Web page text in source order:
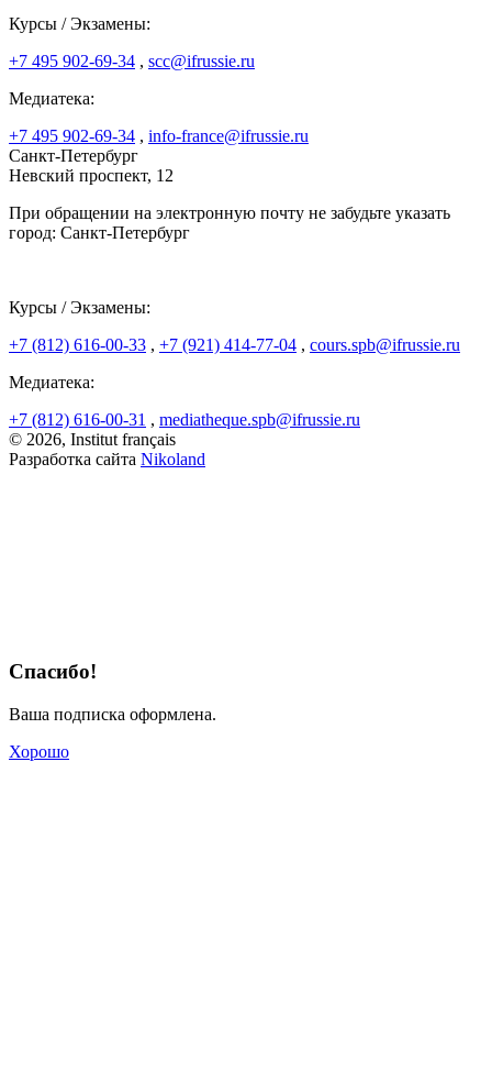
Курсы / Экзамены:
+7 495 902-69-34 , scc@ifrussie.ru
Медиатека:
+7 495 902-69-34 , info-france@ifrussie.ru
Санкт-Петербург
Невский проспект, 12
При обращении на электронную почту не забудьте указать
город: Санкт-Петербург
Курсы / Экзамены:
+7 (812) 616-00-33 , +7 (921) 414-77-04 , cours.spb@ifrussie.ru
Медиатека:
+7 (812) 616-00-31 , mediatheque.spb@ifrussie.ru
© 2026, Institut français
Разработка сайта Nikoland
Спасибо!
Ваша подписка оформлена.
Хорошо